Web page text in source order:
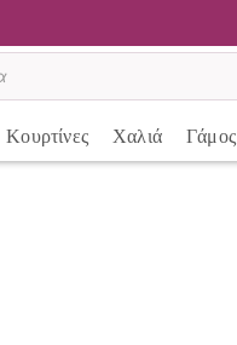
Κουρτίνες Χαλιά Γάμος